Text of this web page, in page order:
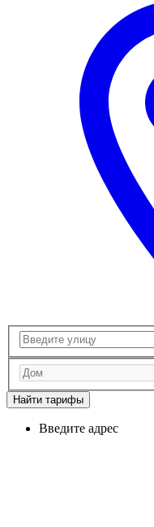
Найти тарифы
Введите адрес